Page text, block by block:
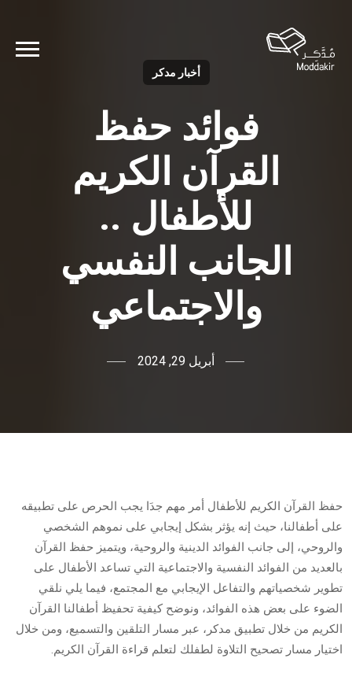
أخبار مدكر
فوائد حفظ
القرآن الكريم
للأطفال ..
الجانب النفسي
والاجتماعي
أبريل 29, 2024
حفظ القرآن الكريم للأطفال أمر مهم جدَا يجب الحرص على تطبيقه
على أطفالنا، حيث إنه يؤثر بشكل إيجابي على نموهم الشخصي
والروحي، إلى جانب الفوائد الدينية والروحية، ويتميز حفظ القرآن
بالعديد من الفوائد النفسية والاجتماعية التي تساعد الأطفال على
تطوير شخصياتهم والتفاعل الإيجابي مع المجتمع، فيما يلي نلقي
الضوء على بعض هذه الفوائد، ونوضح كيفية تحفيظ أطفالنا القرآن
الكريم من خلال تطبيق مدكر، عبر مسار التلقين والتسميع، ومن خلال
اختيار مسار تصحيح التلاوة لطفلك لتعلم قراءة القرآن الكريم.